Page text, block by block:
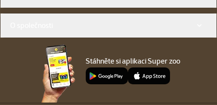
Stáhněte si aplikaci Super zoo